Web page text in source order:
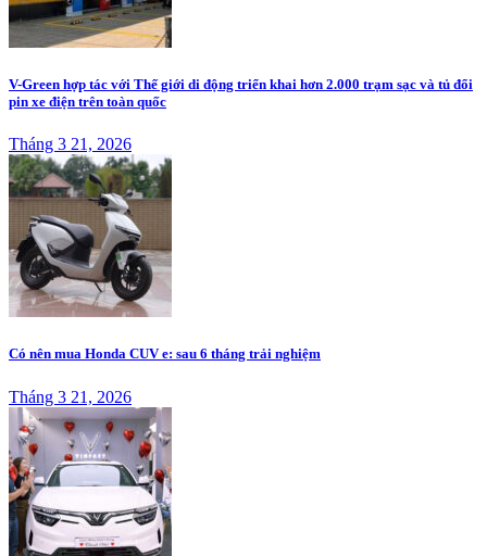
V-Green hợp tác với Thế giới di động triển khai hơn 2.000 trạm sạc và tủ đổi
pin xe điện trên toàn quốc
Tháng 3 21, 2026
Có nên mua Honda CUV e: sau 6 tháng trải nghiệm
Tháng 3 21, 2026